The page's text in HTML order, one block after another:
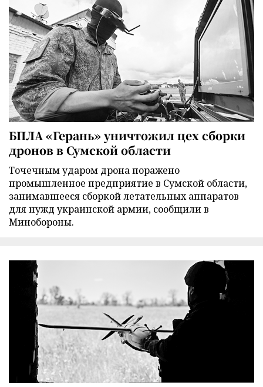
БПЛА «Герань» уничтожил цех сборки
дронов в Сумской области
Точечным ударом дрона поражено
промышленное предприятие в Сумской области,
занимавшееся сборкой летательных аппаратов
для нужд украинской армии, сообщили в
Минобороны.